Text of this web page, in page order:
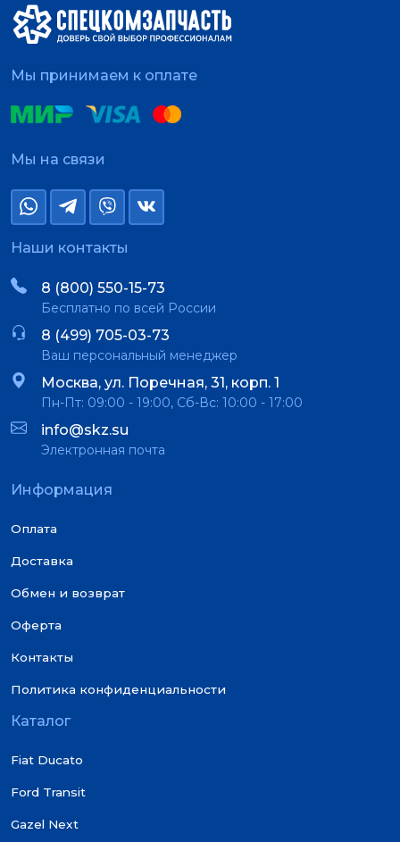
Мы принимаем к оплате
Мы на связи
Наши контакты
8 (800) 550-15-73
Бесплатно по всей России
8 (499) 705-03-73
Ваш персональный менеджер
Москва, ул. Поречная, 31, корп. 1
Пн-Пт: 09:00 - 19:00, Сб-Вс: 10:00 - 17:00
info@skz.su
Электронная почта
Информация
Оплата
Доставка
Обмен и возврат
Оферта
Контакты
Политика конфиденциальности
Каталог
Fiat Ducato
Ford Transit
Gazel Next